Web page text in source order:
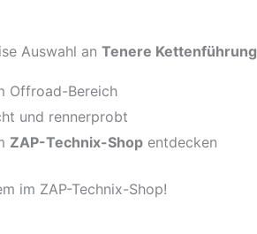
Auswahl an Tenere Kettenführung
Offroad-Bereich
und rennerprobt
ZAP-Technix-Shop entdecken
im ZAP-Technix-Shop!